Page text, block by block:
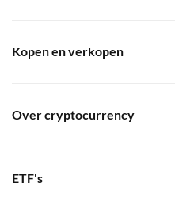
Kopen en verkopen
Over cryptocurrency
ETF's